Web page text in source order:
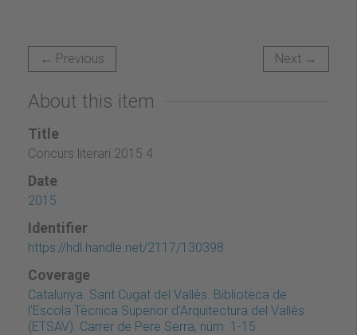
← Previous Next →
About this item
Title
Concurs literari 2015 4
Date
2015
Identifier
https://hdl.handle.net/2117/130398
Coverage
Catalunya. Sant Cugat del Vallès. Biblioteca de
l'Escola Tècnica Superior d'Arquitectura del Vallès
(ETSAV). Carrer de Pere Serra, núm. 1-15